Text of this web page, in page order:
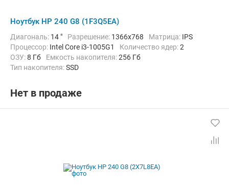
Ноутбук HP 240 G8 (1F3Q5EA)
Диагональ: 14 " Разрешение: 1366x768 Матрица: IPS
Процессор: Intel Core i3-1005G1 Количество ядер:2
ОЗУ:8 Гб Емкость накопителя:256 Гб
Тип накопителя:SSD
Операционная система:
Вес:1.52 кг
Нет в продаже